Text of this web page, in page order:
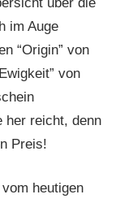
im Auge
“Origin” von
von
her reicht, denn
Preis!
heutigen